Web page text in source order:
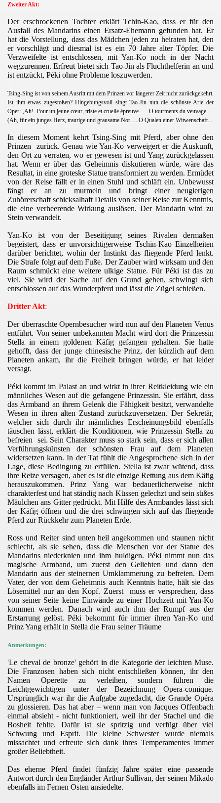
Zweiter Akt:
Der erschrockenen Tochter erklärt Tchin-Kao, dass er für den
Ausfall des Mandarins einen Ersatz-Ehemann gefunden hat. Er
hat die Vorstellung, dass das Mädchen jeden zu heiraten hat, den
er vorschlägt und diesmal ist es ein 70 Jahre alter Töpfer. Die
Verzweifelte ist entschlossen, mit Yan-Ko noch in der Nacht
wegzurennen. Erfreut bietet sich Tao-Jin als Fluchthelferin an und
ist entzückt, Péki ohne Probleme loszuwerden.
Tsing-Sing ist von seinem Ausritt mit dem Prinzen vor längerer Zeit nicht zurückgekehrt.
Ist ihm etwas zugestoßen? Hingebungsvoll singt Tao-Jin nun die schönste Arie der
Oper: ‚Ah! Pour un jeune cœur, triste et cruelle épreuve….. O tourments du veuvage….
(Ah, für ein junges Herz, traurige und grausame Not…..O Qualen einer Witwenschaft...
In diesem Moment kehrt Tsing-Sing mit Pferd, aber ohne den
Prinzen zurück. Genau wie Yan-Ko verweigert er die Auskunft,
den Ort zu verraten, wo er gewesen ist und Yang zurückgelassen
hat. Wenn er über das Geheimnis diskutieren würde, wäre das
Resultat, in eine groteske Statue transformiert zu werden. Ermüdet
von der Reise fällt er in einen Stuhl und schläft ein. Unbewusst
fängt er an zu murmeln und bringt einer neugierigen
Zuhörerschaft schicksalhaft Details von seiner Reise zur Kenntnis,
die eine verheerende Wirkung auslösen. Der Mandarin wird zu
Stein verwandelt.
Yan-Ko ist von der Beseitigung seines Rivalen dermaßen
begeistert, dass er unvorsichtigerweise Tschin-Kao Einzelheiten
darüber berichtet, wohin der Instinkt das fliegende Pferd lenkt.
Die Strafe folgt auf dem Fuße. Der Zauber wird wirksam und den
Raum schmückt eine weitere ulkige Statue. Für Péki ist das zu
viel. Sie wird der Sache auf den Grund gehen, schwingt sich
entschlossen auf das Wunderpferd und lässt die Zügel schießen.
Dritter Akt:
Der überraschte Opernbesucher wird nun auf den Planeten Venus
entführt. Von seiner unbekannten Macht wird dort die Prinzessin
Stella in einem goldenen Käfig gefangen gehalten. Sie hatte
gehofft, dass der junge chinesische Prinz, der kürzlich auf dem
Planeten ankam, ihr die Freiheit bringen würde, er hat leider
versagt.
Péki kommt im Palast an und wirkt in ihrer Reitkleidung wie ein
männliches Wesen auf die gefangene Prinzessin. Sie erfährt, dass
das Armband an ihrem Gelenk die Fähigkeit besitzt, verwandelte
Wesen in ihren alten Zustand zurückzuversetzen. Der Sekretär,
welcher sich durch ihr männliches Erscheinungsbild ebenfalls
täuschen lässt, erklärt die Konditionen, wie Prinzessin Stella zu
befreien sei. Sein Charakter muss so stark sein, dass er sich allen
Verführungskünsten der schönsten Frau auf dem Planeten
widersetzen kann. In der Tat fühlt die Angesprochene sich in der
Lage, diese Bedingung zu erfüllen. Stella ist zwar wütend, dass
ihre Reize versagen, aber es ist die einzige Rettung aus dem Käfig
herauszukommen. Prinz Yang war bedauerlicherweise nicht
charakterfest und hat ständig nach Küssen gelechzt und sein süßes
Mäulchen ans Gitter gedrückt. Mit Hilfe des Armbandes lässt sich
der Käfig öffnen und die drei schwingen sich auf das fliegende
Pferd zur Rückkehr zum Planeten Erde.
Ross und Reiter sind unten heil angekommen und staunen nicht
schlecht, als sie sehen, dass die Menschen vor der Statue des
Mandarins niederknien und ihm huldigen. Péki nimmt nun das
magische Armband, um zuerst den Geliebten und dann den
Mandarin aus der steinernen Umklammerung zu befreien. Dem
Vater, der von dem Geheimnis auch Kenntnis hatte, hält sie das
Lösemittel nur an den Kopf. Zuerst muss er versprechen, dass
von seiner Seite keine Einwände zu einer Hochzeit mit Yan-Ko
kommen werden. Danach wird auch ihm der Rumpf aus der
Erstarrung gelöst. Péki bekommt für immer ihren Yan-Ko und
Prinz Yang erhält in Stella die Frau seiner Träume
Anmerkungen:
'Le cheval de bronze' gehört in die Kategorie der leichten Muse.
Die Franzosen haben sich nicht entschließen können, ihr den
Namen Operette zu verleihen, sondern führen die
Leichtgewichtigen unter der Bezeichnung Opera-comique.
Ursprünglich war ihr die Aufgabe zugedacht, die Grande Opéra
zu glossieren. Das hat aber – wenn man von Jacques Offenbach
einmal absieht - nicht funktioniert, weil ihr der Stachel und die
Bosheit fehlte. Dafür ist sie spritzig und verfügt über viel
Schwung und Esprit. Die kleine Schwester wurde niemals
missachtet und erfreute sich dank ihres Temperamentes immer
großer Beliebtheit.
Das eherne Pferd findet fünfzig Jahre später eine passende
Antwort durch den Engländer Arthur Sullivan, der seinen Mikado
ebenfalls im Fernen Osten ansiedelte.